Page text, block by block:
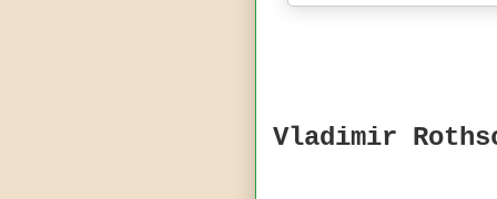
Vladimir